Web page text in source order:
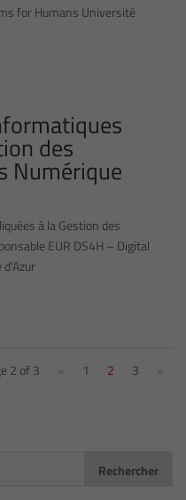
for Humans Université
des
Numérique
à la Gestion des
EUR DS4H – Digital
2 of 3 « 1 2 3 »